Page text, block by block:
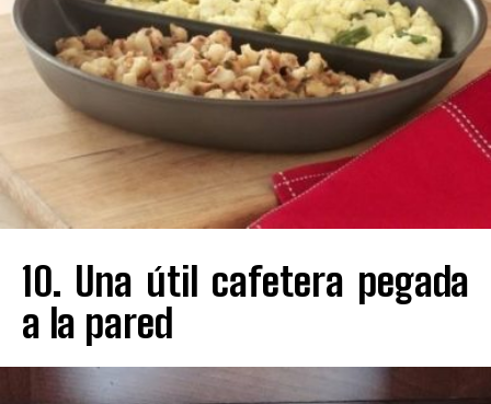
10. Una útil cafetera pegada
a la pared